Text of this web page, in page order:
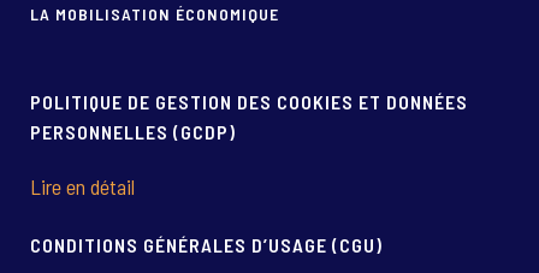
LA MOBILISATION ÉCONOMIQUE
POLITIQUE DE GESTION DES COOKIES ET DONNÉES
PERSONNELLES (GCDP)
Lire en détail
CONDITIONS GÉNÉRALES D’USAGE (CGU)